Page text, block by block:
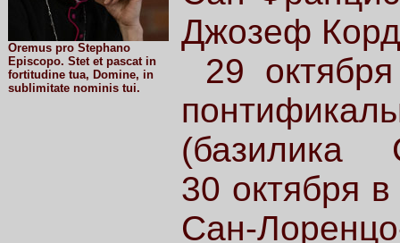
Oremus pro Stephano
Episcopo. Stet et pascat in
fortitudine tua, Domine, in
sublimitate nominis tui.
Джозеф
29
(базилика
30 октября
Сан-